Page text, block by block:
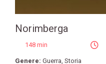
Norimberga
148 min
Genere: Guerra, Storia